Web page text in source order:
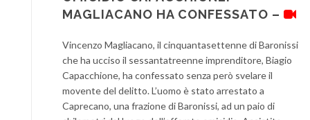
MAGLIACANO HA CONFESSATO –
Vincenzo Magliacano, il cinquantasettenne di Baronissi
che ha ucciso il sessantatreenne imprenditore, Biagio
Capacchione, ha confessato senza però svelare il
movente del delitto. L’uomo è stato arrestato a
Caprecano, una frazione di Baronissi, ad un paio di